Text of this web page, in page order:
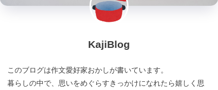
KajiBlog
このブログは作文愛好家おかしが書いています。
暮らしの中で、思いをめぐらすきっかけになれたら嬉しく思